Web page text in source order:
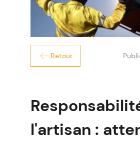
Retour
l'artisan :